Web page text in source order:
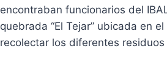
encontraban funcionarios del
quebrada “El Tejar” ubicada en
recolectar los diferentes